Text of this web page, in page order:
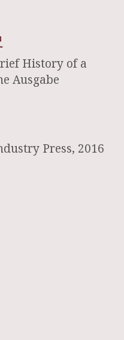
History of a
Ausgabe
Press, 2016